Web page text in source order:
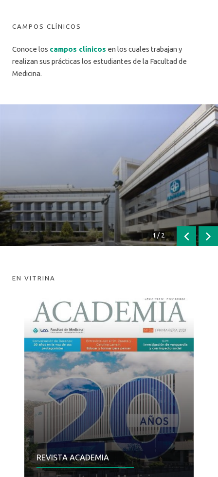
CAMPOS CLÍNICOS
Conoce los campos clínicos en los cuales trabajan y
realizan sus prácticas los estudiantes de la Facultad de
Medicina.
1 / 2
Anterior
EN VITRINA
REVISTA ACADEMIA